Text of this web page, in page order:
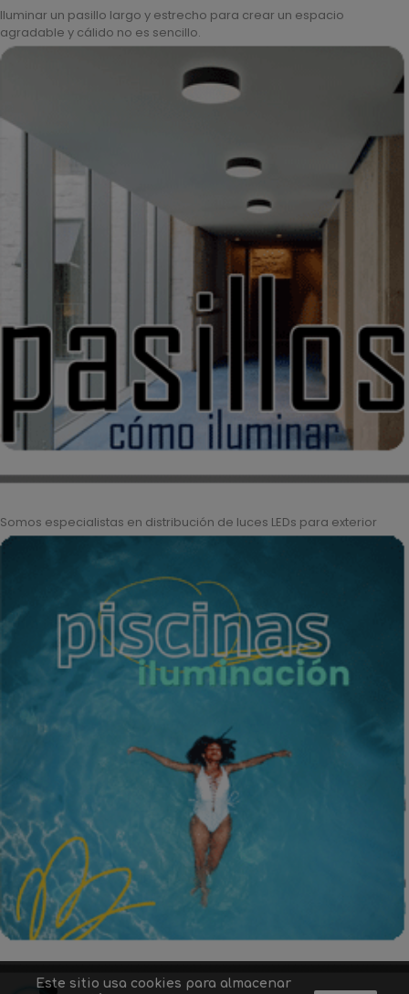
Iluminar un pasillo largo y estrecho para crear un espacio
agradable y cálido no es sencillo.
Somos especialistas en distribución de luces LEDs para exterior
Este sitio usa cookies para almacenar